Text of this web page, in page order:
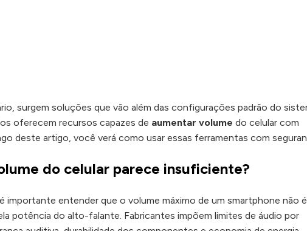
surgem soluções que vão além das configurações padrão do
oferecem recursos capazes de aumentar volume do celular com
deste artigo, você verá como usar essas ferramentas com
do celular parece insuficiente?
importante entender que o volume máximo de um smartphone não é
potência do alto-falante. Fabricantes impõem limites de áudio por